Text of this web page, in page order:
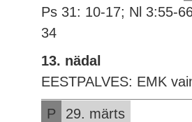
Ps 31: 10-17; Nl 3:55-
34
13. nädal
EESTPALVES: EMK
P
29. märts